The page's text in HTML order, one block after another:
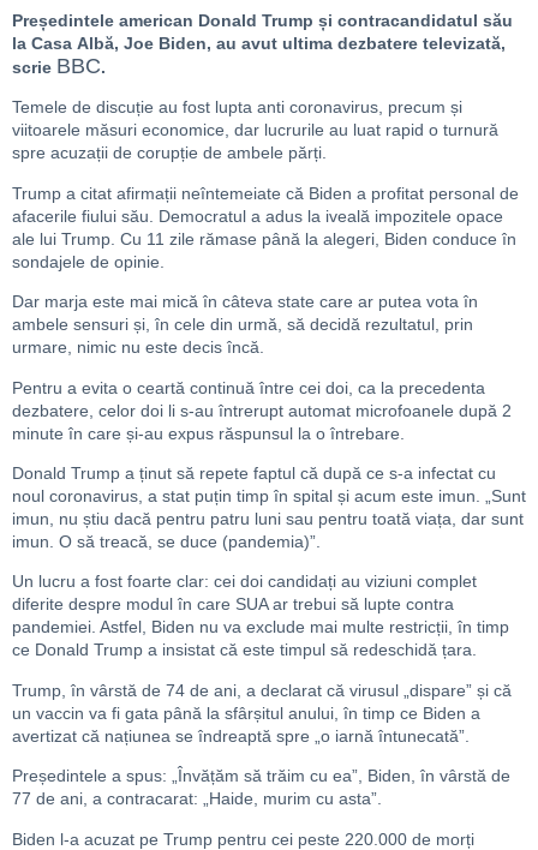
Președintele american Donald Trump și contracandidatul său
la Casa Albă, Joe Biden, au avut ultima dezbatere televizată,
scrie BBC.
Temele de discuție au fost lupta anti coronavirus, precum și
viitoarele măsuri economice, dar lucrurile au luat rapid o turnură
spre acuzații de corupție de ambele părți.
Trump a citat afirmații neîntemeiate că Biden a profitat personal de
afacerile fiului său. Democratul a adus la iveală impozitele opace
ale lui Trump. Cu 11 zile rămase până la alegeri, Biden conduce în
sondajele de opinie.
Dar marja este mai mică în câteva state care ar putea vota în
ambele sensuri și, în cele din urmă, să decidă rezultatul, prin
urmare, nimic nu este decis încă.
Pentru a evita o ceartă continuă între cei doi, ca la precedenta
dezbatere, celor doi li s-au întrerupt automat microfoanele după 2
minute în care și-au expus răspunsul la o întrebare.
Donald Trump a ținut să repete faptul că după ce s-a infectat cu
noul coronavirus, a stat puțin timp în spital și acum este imun. „Sunt
imun, nu știu dacă pentru patru luni sau pentru toată viața, dar sunt
imun. O să treacă, se duce (pandemia)”.
Un lucru a fost foarte clar: cei doi candidați au viziuni complet
diferite despre modul în care SUA ar trebui să lupte contra
pandemiei. Astfel, Biden nu va exclude mai multe restricții, în timp
ce Donald Trump a insistat că este timpul să redeschidă țara.
Trump, în vârstă de 74 de ani, a declarat că virusul „dispare” și că
un vaccin va fi gata până la sfârșitul anului, în timp ce Biden a
avertizat că națiunea se îndreaptă spre „o iarnă întunecată”.
Președintele a spus: „Învățăm să trăim cu ea”, Biden, în vârstă de
77 de ani, a contracarat: „Haide, murim cu asta”.
Biden l-a acuzat pe Trump pentru cei peste 220.000 de morți